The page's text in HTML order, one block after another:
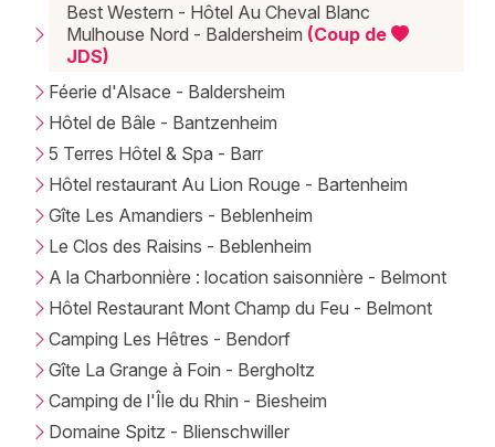
Actus en Alsace
Magazine en Alsace
Actus tourisme & loisirs
Restaurants
Choisir mes départements
Best Western - Hôtel Au Cheval Blanc
Mulhouse Nord - Baldersheim (Coup de
JDS)
Féerie d'Alsace - Baldersheim
Hôtel de Bâle - Bantzenheim
5 Terres Hôtel & Spa - Barr
Hôtel restaurant Au Lion Rouge - Bartenheim
Gîte Les Amandiers - Beblenheim
Le Clos des Raisins - Beblenheim
A la Charbonnière : location saisonnière - Belmont
Hôtel Restaurant Mont Champ du Feu - Belmont
Camping Les Hêtres - Bendorf
Gîte La Grange à Foin - Bergholtz
Camping de l'Île du Rhin - Biesheim
Domaine Spitz - Blienschwiller